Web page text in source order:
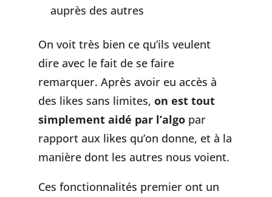
auprès des autres
On voit très bien ce qu’ils veulent
dire avec le fait de se faire
remarquer. Après avoir eu accès à
des likes sans limites, on est tout
simplement aidé par l’algopar
rapport aux likes qu’on donne, et à la
manière dont les autres nous voient.
Ces fonctionnalités premier ont un